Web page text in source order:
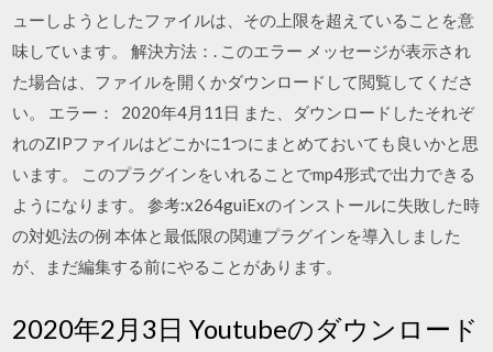
ューしようとしたファイルは、その上限を超えていることを意
味しています。 解決方法：. このエラー メッセージが表示され
た場合は、ファイルを開くかダウンロードして閲覧してくださ
い。 エラー： 2020年4月11日 また、ダウンロードしたそれぞ
れのZIPファイルはどこかに1つにまとめておいても良いかと思
います。 このプラグインをいれることでmp4形式で出力できる
ようになります。 参考:x264guiExのインストールに失敗した時
の対処法の例 本体と最低限の関連プラグインを導入しました
が、まだ編集する前にやることがあります。
2020年2月3日 Youtubeのダウンロード